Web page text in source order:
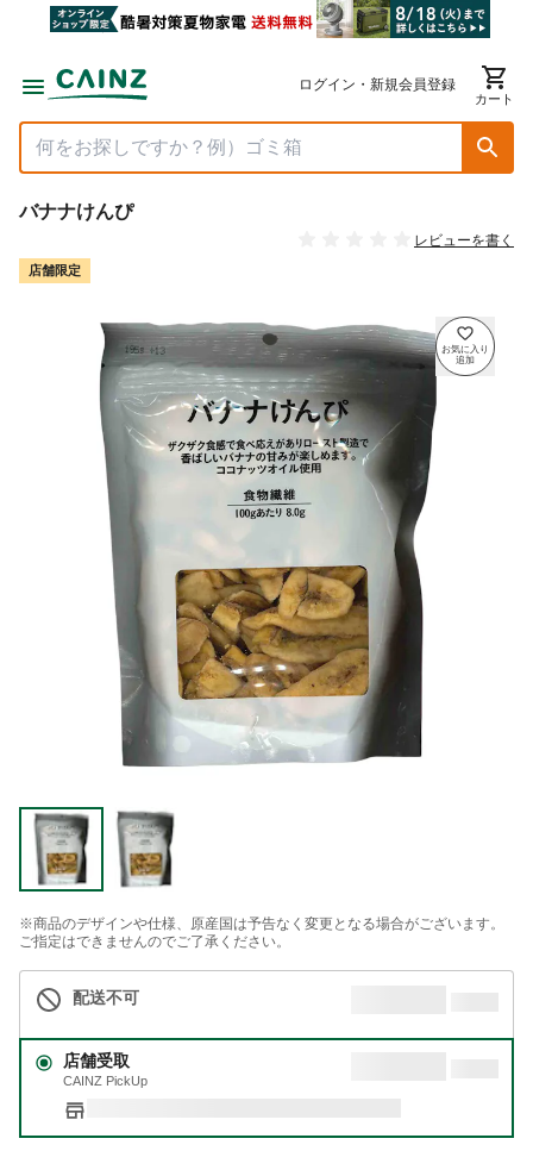
ログイン・新規会員登録
カート
バナナけんぴ
レビューを書く
店舗限定
※商品のデザインや仕様、原産国は予告なく変更となる場合がございます。
ご指定はできませんのでご了承ください。
配送不可
店舗受取
CAINZ PickUp